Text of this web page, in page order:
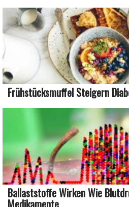
Frühstücksmuffel Steigern
Ballaststoffe Wirken Wie
Medikamente